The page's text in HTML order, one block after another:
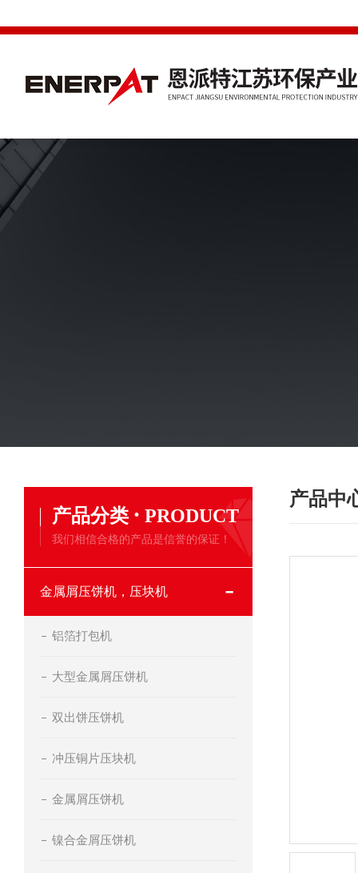
产品分类 · PRODUCT
我们相信合格的产品是信誉的保证！
金属屑压饼机，压块机
铝箔打包机
大型金属屑压饼机
双出饼压饼机
冲压铜片压块机
金属屑压饼机
镍合金屑压饼机
产品中